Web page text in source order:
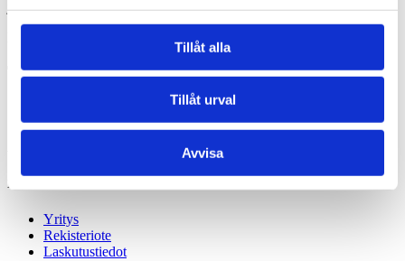
Tillåt alla
Tillåt urval
Avvisa
juhlatilaisuuksissa.
Rakentamisen arvioidaan alkavan vuoden 2017 loppupuolella.
Tengbomin voittajaehdotus
Pikalinkit
Yritys
Rekisteriote
Laskutustiedot